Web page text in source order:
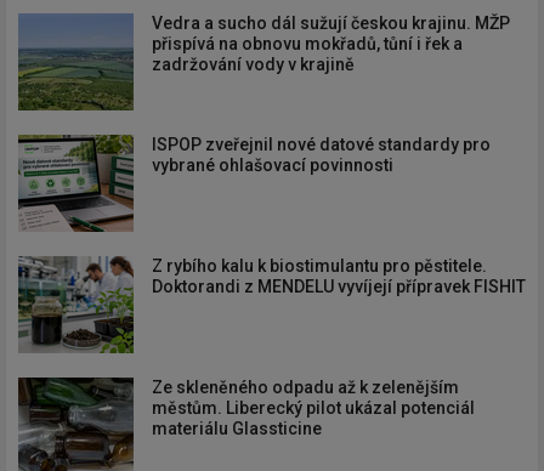
Vedra a sucho dál sužují českou krajinu. MŽP
přispívá na obnovu mokřadů, tůní i řek a
zadržování vody v krajině
ISPOP zveřejnil nové datové standardy pro
vybrané ohlašovací povinnosti
Z rybího kalu k biostimulantu pro pěstitele.
Doktorandi z MENDELU vyvíjejí přípravek FISHIT
Ze skleněného odpadu až k zelenějším
městům. Liberecký pilot ukázal potenciál
materiálu Glassticine